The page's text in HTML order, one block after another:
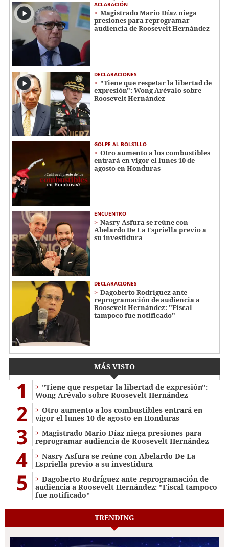
ACLARACIÓN
Magistrado Mario Díaz niega
presiones para reprogramar
audiencia de Roosevelt Hernández
DECLARACIONES
"Tiene que respetar la libertad de
expresión": Wong Arévalo sobre
Roosevelt Hernández
GOLPE AL BOLSILLO
Otro aumento a los combustibles
entrará en vigor el lunes 10 de
agosto en Honduras
ENCUENTRO
Nasry Asfura se reúne con
Abelardo De La Espriella previo a
su investidura
DECLARACIONES
Dagoberto Rodríguez ante
reprogramación de audiencia a
Roosevelt Hernández: "Fiscal
tampoco fue notificado"
MÁS VISTO
1
"Tiene que respetar la libertad de expresión":
Wong Arévalo sobre Roosevelt Hernández
2
Otro aumento a los combustibles entrará en
vigor el lunes 10 de agosto en Honduras
3
Magistrado Mario Díaz niega presiones para
reprogramar audiencia de Roosevelt Hernández
4
Nasry Asfura se reúne con Abelardo De La
Espriella previo a su investidura
5
Dagoberto Rodríguez ante reprogramación de
audiencia a Roosevelt Hernández: "Fiscal tampoco
fue notificado"
TRENDING